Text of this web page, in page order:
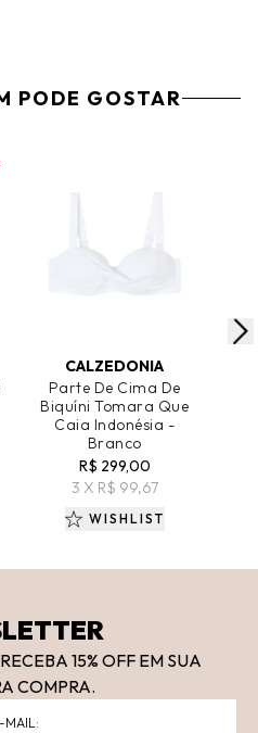
PODE GOSTAR
CALZEDONIA
Parte De Cima De
Biquíni Tomara Que
Caia Indonésia -
Branco
R$ 299,00
3 X R$ 99,67
WISHLIST
15% OFF EM SUA
COMPRA.